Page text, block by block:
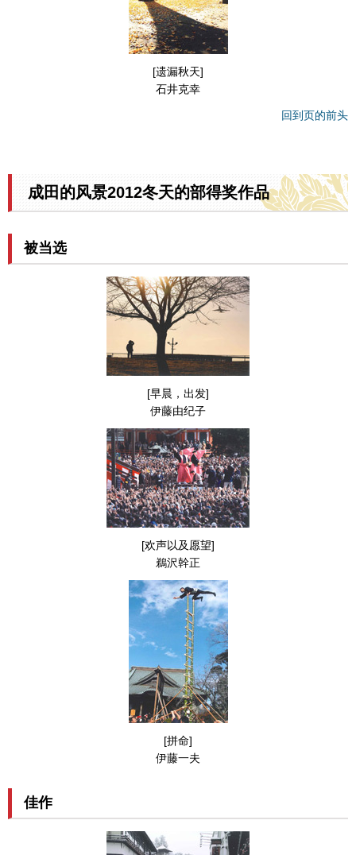
[遗漏秋天]
石井克幸
回到页的前头
成田的风景2012冬天的部得奖作品
被当选
[早晨，出发]
伊藤由纪子
[欢声以及愿望]
鵜沢幹正
[拼命]
伊藤一夫
佳作